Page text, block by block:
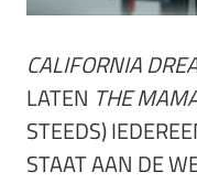
CALIFORNIA
LATEN THE
STEEDS)
STAAT AAN DE